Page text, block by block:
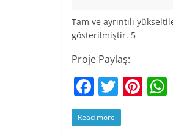
Tam ve ayrıntılı
gösterilmiştir. 5
Proje Paylaş:
F
a
c
T
w
itt
Pi
Read more